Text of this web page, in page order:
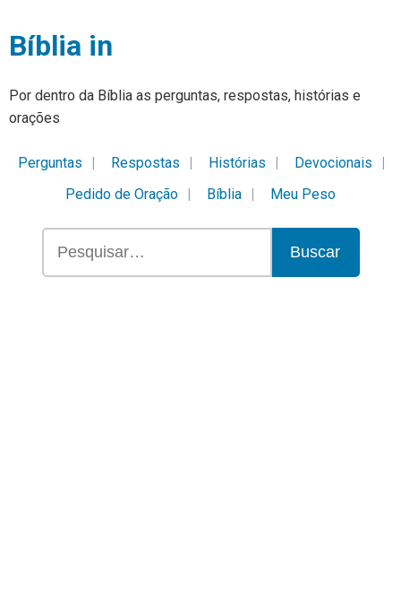
Bíblia in
Por dentro da Bíblia as perguntas, respostas, histórias e
orações
Perguntas Respostas Histórias
Devocionais
Pedido de Oração
Bíblia Meu Peso
Buscar